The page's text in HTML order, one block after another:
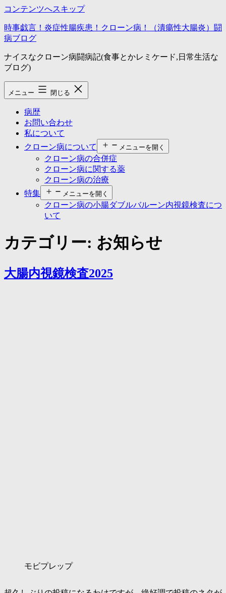
コンテンツへスキップ
時事戯言！炎症性腸疾患！クローン病！（潰瘍性大腸炎）闘
病ブログ
ナイスなクローン病闘病記(食事とかレミケード,日常生活な
ブログ)
メニュー 閉じる
病歴
お問い合わせ
私について
クローン病について
メニューを開く
クローン病の合併症
クローン病に関する薬
クローン病の治療
特集
メニューを開く
クローン病の小腸ダブルバルーン内視鏡検査につ
いて
カテゴリー: お知らせ
大腸内視鏡検査2025
モビプレップ